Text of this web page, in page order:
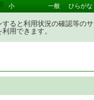
小 一般 ひらがな
すると利用状況の確認等のサ
用できます。